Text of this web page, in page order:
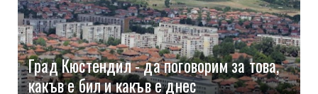
Град Кюстендил - да поговорим за това,
какъв е бил и какъв е днес